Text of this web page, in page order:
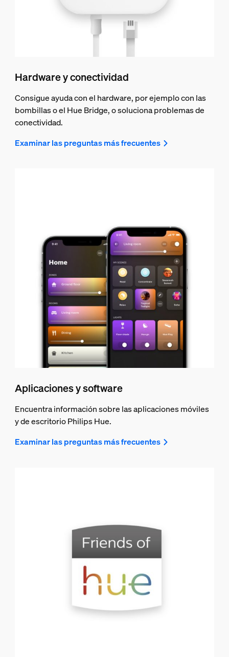
Hardware y conectividad
Consigue ayuda con el hardware, por ejemplo con las
bombillas o el Hue Bridge, o soluciona problemas de
conectividad.
Examinar las preguntas más frecuentes
Aplicaciones y software
Encuentra información sobre las aplicaciones móviles
y de escritorio Philips Hue.
Examinar las preguntas más frecuentes